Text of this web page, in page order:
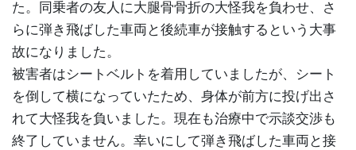
た。同乗者の友人に大腿骨骨折の大怪我を負わせ、さ
らに弾き飛ばした車両と後続車が接触するという大事
故になりました。
被害者はシートベルトを着用していましたが、シート
を倒して横になっていたため、身体が前方に投げ出さ
れて大怪我を負いました。現在も治療中で示談交渉も
終了していません。幸いにして弾き飛ばした車両と接